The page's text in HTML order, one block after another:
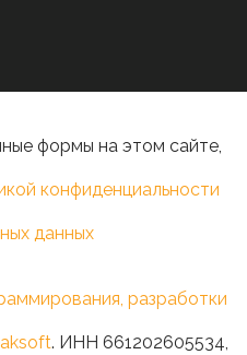
формы на этом сайте,
конфиденциальности
данных
разработки
. ИНН 661202605534,